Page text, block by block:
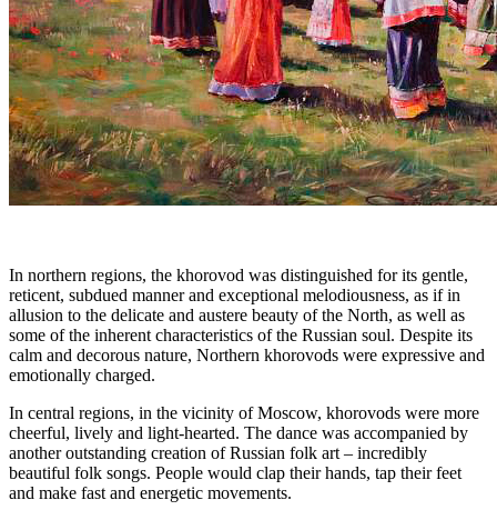
In northern regions, the khorovod was distinguished for its gentle,
reticent, subdued manner and exceptional melodiousness, as if in
allusion to the delicate and austere beauty of the North, as well as
some of the inherent characteristics of the Russian soul. Despite its
calm and decorous nature, Northern khorovods were expressive and
emotionally charged.
In central regions, in the vicinity of Moscow, khorovods were more
cheerful, lively and light-hearted. The dance was accompanied by
another outstanding creation of Russian folk art – incredibly
beautiful folk songs. People would clap their hands, tap their feet
and make fast and energetic movements.